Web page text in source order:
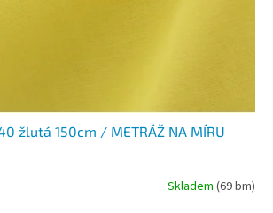
žlutá 150cm / METRÁŽ NA MÍRU
Skladem (69 bm)